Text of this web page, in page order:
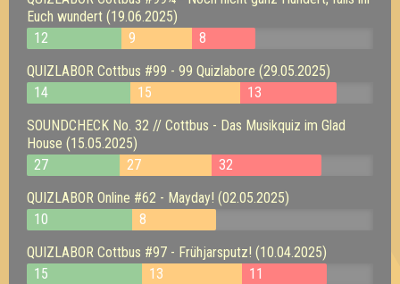
Euch wundert (19.06.2025)
12
9
8
QUIZLABOR Cottbus #99 - 99 Quizlabore (29.05.2025)
14
15
13
SOUNDCHECK No. 32 // Cottbus - Das Musikquiz im Glad
House (15.05.2025)
27
27
32
QUIZLABOR Online #62 - Mayday! (02.05.2025)
10
8
QUIZLABOR Cottbus #97 - Frühjarsputz! (10.04.2025)
15
13
11